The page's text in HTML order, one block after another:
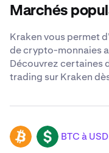
Marchés
Kraken vous permet
de crypto-monnaies
Découvrez certaines
trading sur Kraken
BTC USD BTC à USD